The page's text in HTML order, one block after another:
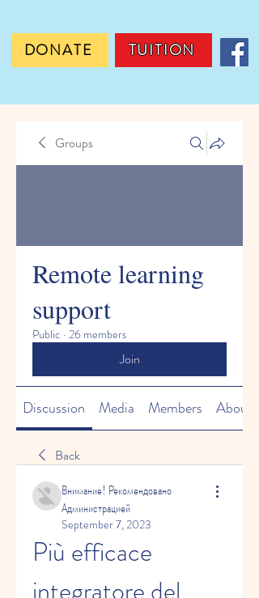
DONATE TUITION
Groups
Remote learning
support
Public · 26 members
Join
Discussion Media Members About
Back
Внимание! Рекомендовано
Администрацией
September 7, 2023
Più efficace